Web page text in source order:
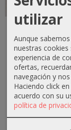
IDIOMA
Pinchero
Madera de
olivo...
24,30 €27,00 €
utilizar
Aunque
nuestras
experiencia de
ofertas,
navegación y
Haciendo click
acuerdo con su
política de